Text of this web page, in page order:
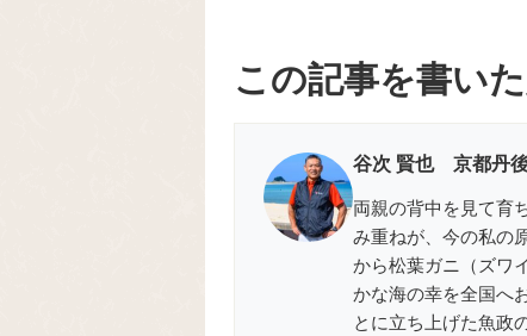
この記事を書い
谷次 賢也 京都丹
両親の背中を見て育
み重ねが、今の私の
から松葉ガニ（ズワ
かな海の幸を全国へ
とに立ち上げた魚政